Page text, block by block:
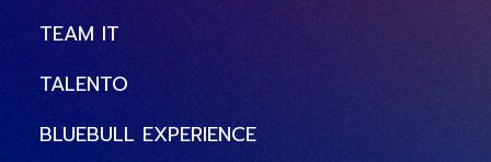
TEAM IT
TALENTO
BLUEBULL EXPERIENCE